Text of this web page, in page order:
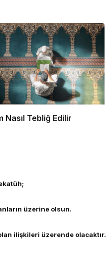
Nasıl Tebliğ Edilir
üzerine olsun.
ilişkileri üzerende olacaktır.